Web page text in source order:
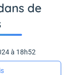
de
à 18h52